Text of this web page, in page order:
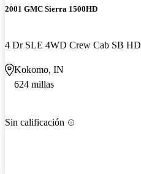
2001 GMC Sierra 1500HD
4 Dr SLE 4WD Crew Cab SB HD
Kokomo, IN
624 millas
Sin calificación